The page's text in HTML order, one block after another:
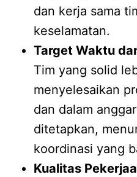
dan kerja sama
keselamatan.
Target Waktu
Tim yang solid
menyelesaikan
dan dalam
ditetapkan,
koordinasi yang
Kualitas